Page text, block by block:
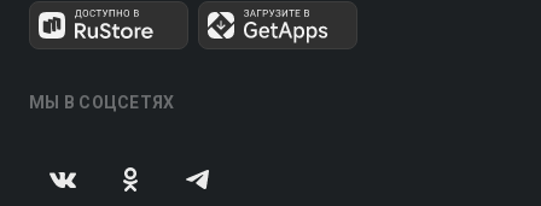
МЫ В СОЦСЕТЯХ